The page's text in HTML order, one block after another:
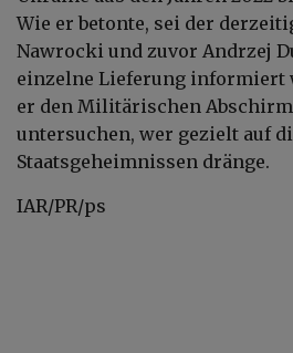
Wie er betonte, sei der
Nawrocki und zuvor Andrzej
einzelne Lieferung informiert
er den Militärischen
untersuchen, wer gezielt auf
Staatsgeheimnissen dränge.
IAR/PR/ps